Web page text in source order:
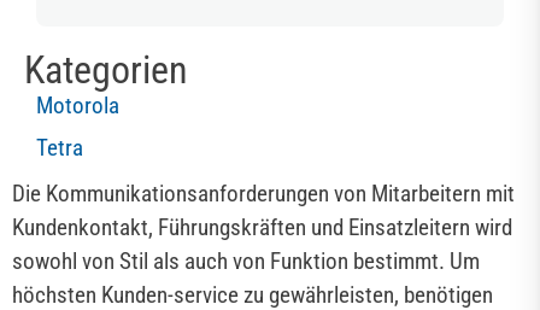
Die Kommunikationsanforderungen von Mitarbeitern mit
Kundenkontakt, Führungskräften und Einsatzleitern wird
sowohl von Stil als auch von Funktion bestimmt. Um
höchsten Kunden-service zu gewährleisten, benötigen
Kategorien
Motorola
Tetra